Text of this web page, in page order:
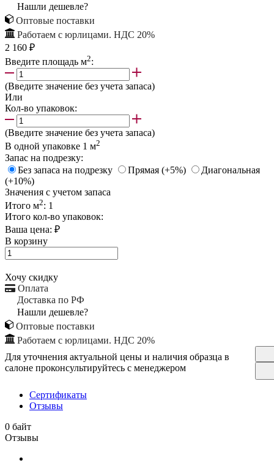
Нашли дешевле?
Оптовые поставки
Работаем с юрлицами. НДС 20%
2 160 ₽
Введите площадь м2:
(Введите значение без учета запаса)
Или
Кол-во упаковок:
(Введите значение без учета запаса)
В одной упаковке 1 м2
Запас на подрезку:
Без запаса на подрезку
Прямая (+5%)
Диагональная
(+10%)
Значения с учетом запаса
Итого м2: 1
Итого кол-во упаковок:
Ваша цена: ₽
В корзину
Хочу скидку
Оплата
Доставка по РФ
Нашли дешевле?
Оптовые поставки
Работаем с юрлицами. НДС 20%
Для уточнения актуальной цены и наличия образца в
салоне проконсультируйтесь с менеджером
Сертификаты
Отзывы
0 байт
Отзывы